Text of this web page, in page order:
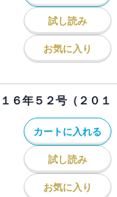
試し読み
お気に入り
６年５２号（２０１
カートに入れる
試し読み
お気に入り